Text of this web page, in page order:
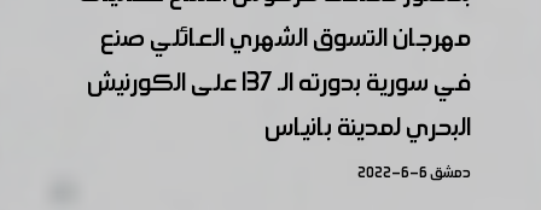
مهرجان التسوق الشهري العائلي صنع
في سورية بدورته الـ 137 على الكورنيش
البحري لمدينة بانياس
دمشق 6-6-2022